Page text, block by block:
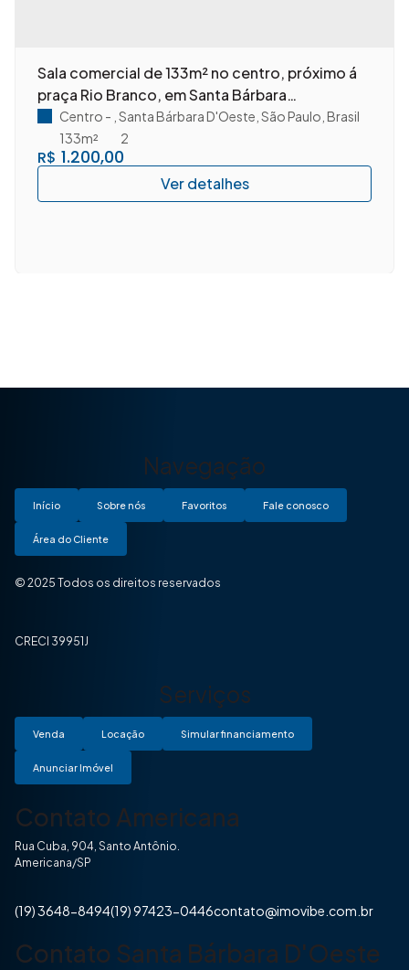
Sala comercial de 133m² no centro, próximo á
praça Rio Branco, em Santa Bárbara
D'Oeste/SP.
R$ 1.200,00
Centro Santa Bárbara D'Oeste São Paulo Brasil
2
133m²
Navegação
Início Sobre nós Favoritos Fale conosco
Área do Cliente
© 2025 Todos os direitos reservados
CRECI 39951J
Serviços
Venda Locação Simular financiamento
Anunciar Imóvel
Contato Americana
Rua Cuba, 904, Santo Antônio.
Americana/SP
(19) 3648-8494(19) 97423-0446contato@imovibe.com.br
Contato Santa Bárbara D'Oeste